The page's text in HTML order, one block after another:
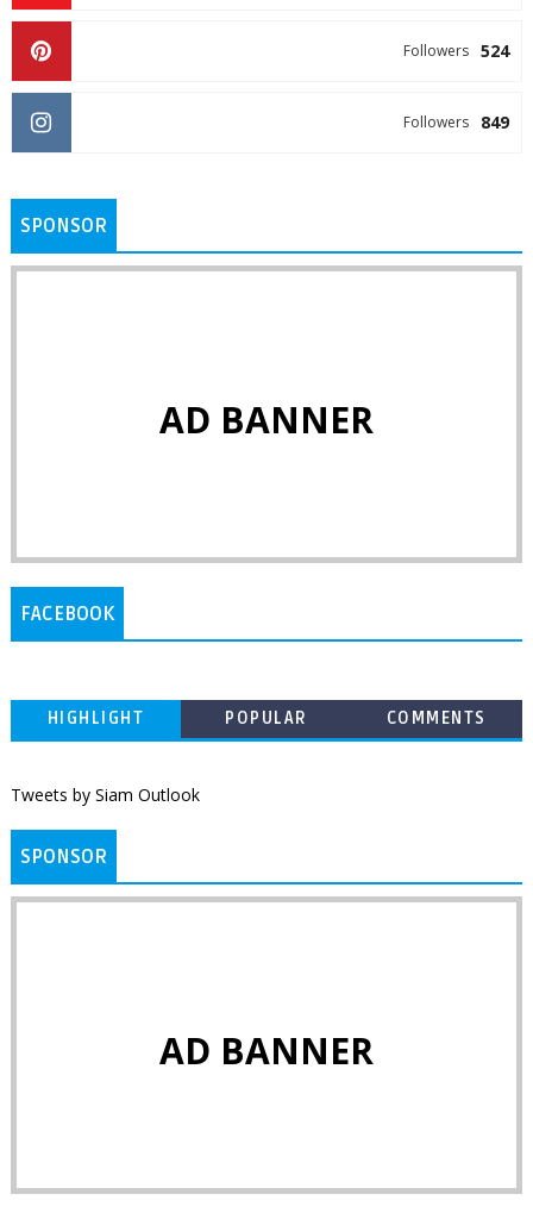
524
Followers
849
Followers
SPONSOR
AD BANNER
FACEBOOK
HIGHLIGHT POPULAR COMMENTS
Tweets by Siam Outlook
SPONSOR
AD BANNER